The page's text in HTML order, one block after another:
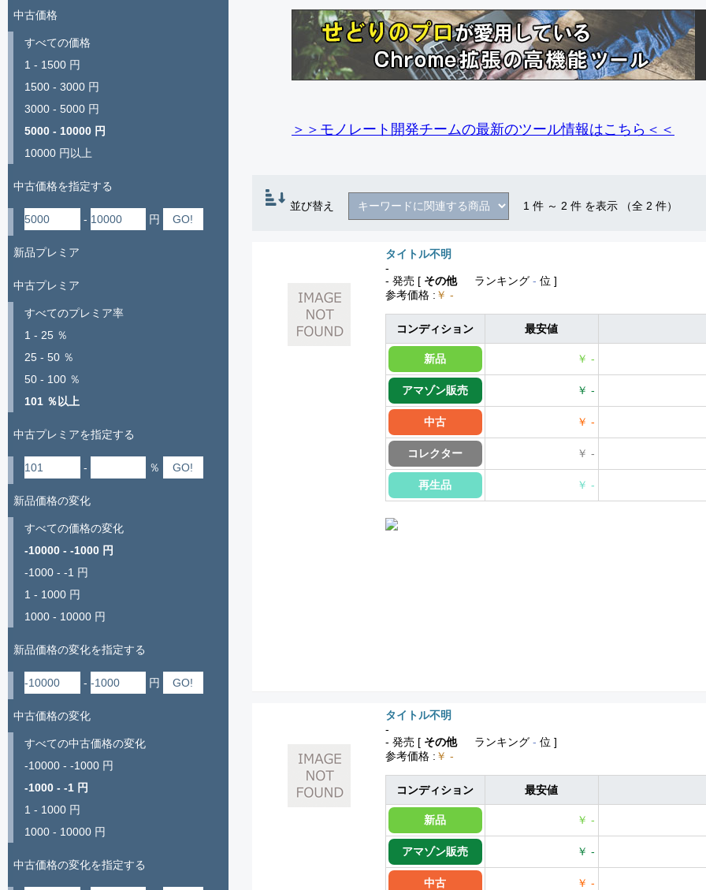
＞＞モノレート開発チームの最新のツール情報はこちら＜＜
並び替え 1 件 ～ 2 件 を表示 （全 2 件）
タイトル不明
-
- 発売 [ その他 ランキング - 位 ]
参考価格 : ￥ -
コンディション 最安値
新品 ￥ -
アマゾン販売 ￥ -
中古 ￥ -
コレクター ￥ -
再生品 ￥ -
タイトル不明
-
- 発売 [ その他 ランキング - 位 ]
参考価格 : ￥ -
コンディション 最安値
新品 ￥ -
アマゾン販売 ￥ -
中古 ￥ -
中古価格
すべての価格
1 - 1500 円
1500 - 3000 円
3000 - 5000 円
5000 - 10000 円
10000 円以上
中古価格を指定する
- 円
新品プレミア
中古プレミア
すべてのプレミア率
1 - 25 ％
25 - 50 ％
50 - 100 ％
101 ％以上
中古プレミアを指定する
- ％
新品価格の変化
すべての価格の変化
-10000 - -1000 円
-1000 - -1 円
1 - 1000 円
1000 - 10000 円
新品価格の変化を指定する
- 円
中古価格の変化
すべての中古価格の変化
-10000 - -1000 円
-1000 - -1 円
1 - 1000 円
1000 - 10000 円
中古価格の変化を指定する